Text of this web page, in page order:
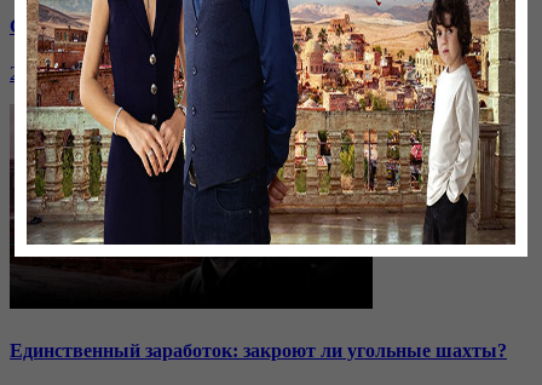
Саммит ОДКБ: под вопросом эффективность организации
24 ноября, 20:43
Единственный заработок: закроют ли угольные шахты?